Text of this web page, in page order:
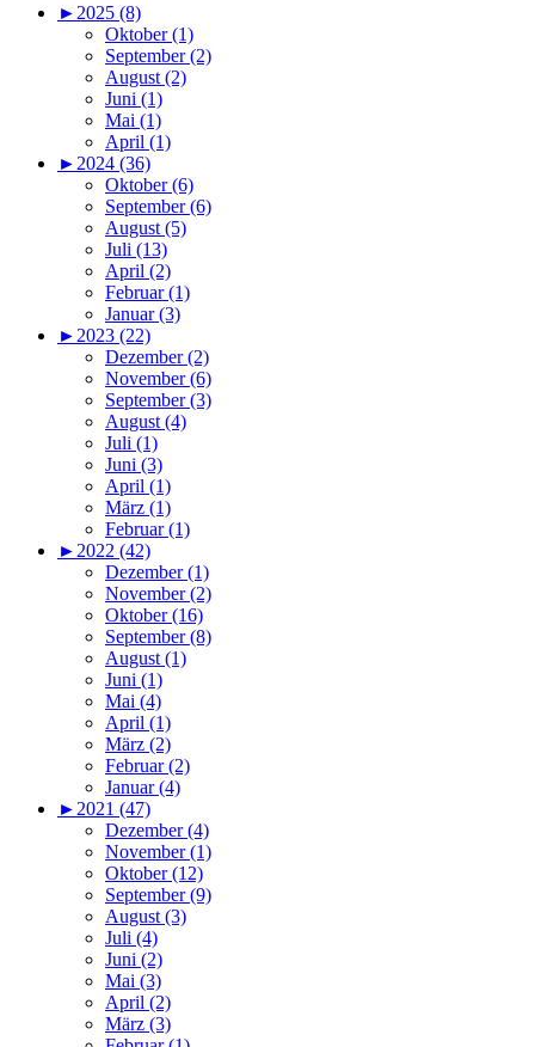
► 2025 (8)
Oktober (1)
September (2)
August (2)
Juni (1)
Mai (1)
April (1)
► 2024 (36)
Oktober (6)
September (6)
August (5)
Juli (13)
April (2)
Februar (1)
Januar (3)
► 2023 (22)
Dezember (2)
November (6)
September (3)
August (4)
Juli (1)
Juni (3)
April (1)
März (1)
Februar (1)
► 2022 (42)
Dezember (1)
November (2)
Oktober (16)
September (8)
August (1)
Juni (1)
Mai (4)
April (1)
März (2)
Februar (2)
Januar (4)
► 2021 (47)
Dezember (4)
November (1)
Oktober (12)
September (9)
August (3)
Juli (4)
Juni (2)
Mai (3)
April (2)
März (3)